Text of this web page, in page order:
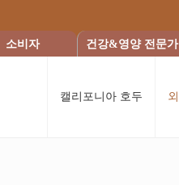
소비자 건강&영양 전문가
캘리포니아 호두